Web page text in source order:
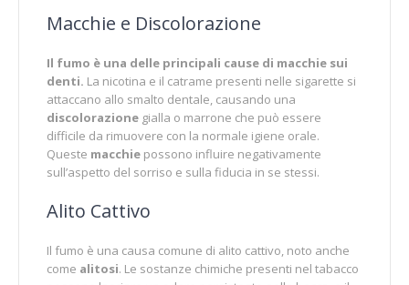
Macchie e Discolorazione
Il fumo è una delle principali cause di macchie sui
denti. La nicotina e il catrame presenti nelle sigarette si
attaccano allo smalto dentale, causando una
discolorazione gialla o marrone che può essere
difficile da rimuovere con la normale igiene orale.
Queste macchie possono influire negativamente
sull’aspetto del sorriso e sulla fiducia in se stessi.
Alito Cattivo
Il fumo è una causa comune di alito cattivo, noto anche
come alitosi. Le sostanze chimiche presenti nel tabacco